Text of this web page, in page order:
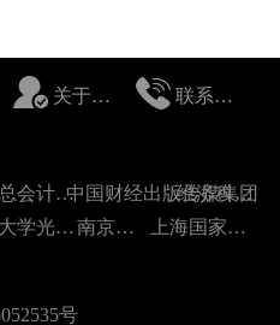
关于我们 联系我们
中国总会计师协会中国财经出版传媒集团
经济科学出版社
北京大学光华管理学院 南京大学 上海国家会计学院
号